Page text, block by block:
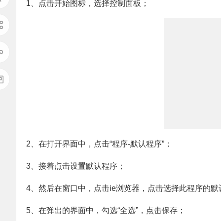
1、点击开始图标，选择控制面板；
2、在打开界面中，点击“程序-默认程序”；
3、接着点击设置默认程序；
4、然后在窗口中，点击ie浏览器，点击选择此程序的默
5、在弹出的界面中，勾选“全选”，点击保存；